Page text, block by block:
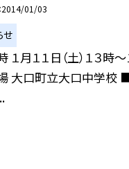
2014/01/03
せ
月１１日（土）１３時〜
大口町立大口中学校